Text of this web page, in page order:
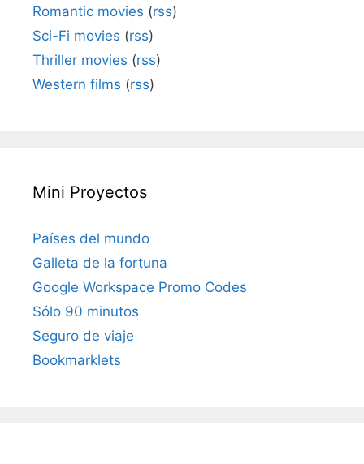
Romantic movies (rss)
Sci-Fi movies (rss)
Thriller movies (rss)
Western films (rss)
Mini Proyectos
Países del mundo
Galleta de la fortuna
Google Workspace Promo Codes
Sólo 90 minutos
Seguro de viaje
Bookmarklets